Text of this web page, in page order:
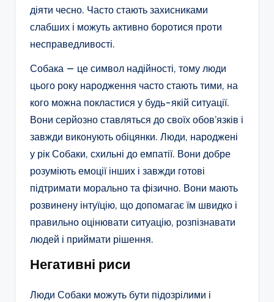
діяти чесно. Часто стають захисниками
слабших і можуть активно боротися проти
несправедливості.
Собака — це символ надійності, тому люди
цього року народження часто стають тими, на
кого можна покластися у будь-якій ситуації.
Вони серйозно ставляться до своїх обов’язків і
завжди виконують обіцянки. Люди, народжені
у рік Собаки, схильні до емпатії. Вони добре
розуміють емоції інших і завжди готові
підтримати морально та фізично. Вони мають
розвинену інтуїцію, що допомагає їм швидко і
правильно оцінювати ситуацію, розпізнавати
людей і приймати рішення.
Негативні риси
Люди Собаки можуть бути підозрілими і